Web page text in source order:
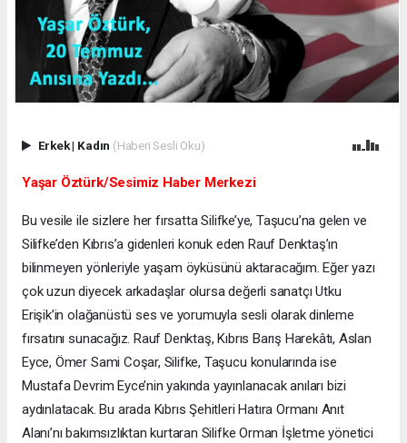
Erkek| Kadın (Haberi Sesli Oku)
Yaşar Öztürk/Sesimiz Haber Merkezi
Bu vesile ile sizlere her fırsatta Silifke’ye, Taşucu’na gelen ve
Silifke’den Kıbrıs’a gidenleri konuk eden Rauf Denktaş’ın
bilinmeyen yönleriyle yaşam öyküsünü aktaracağım. Eğer yazı
çok uzun diyecek arkadaşlar olursa değerli sanatçı Utku
Erişik’in olağanüstü ses ve yorumuyla sesli olarak dinleme
fırsatını sunacağız. Rauf Denktaş, Kıbrıs Barış Harekâtı, Aslan
Eyce, Ömer Sami Coşar, Silifke, Taşucu konularında ise
Mustafa Devrim Eyce’nin yakında yayınlanacak anıları bizi
aydınlatacak. Bu arada Kıbrıs Şehitleri Hatıra Ormanı Anıt
Alanı’nı bakımsızlıktan kurtaran Silifke Orman İşletme yönetici